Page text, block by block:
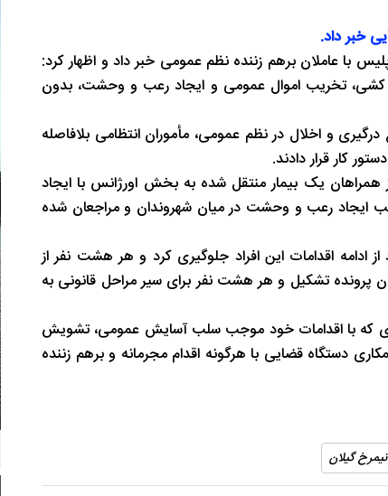
خبر داد.
با عاملان برهم زننده نظم عمومی خبر داد و اظهار کرد:
کشی، تخریب اموال عمومی و ایجاد رعب و وحشت، بدون
و اخلال در نظم عمومی، مأموران انتظامی بلافاصله
کار قرار دادند.
یک بیمار منتقل شده به بخش اورژانس با ایجاد
ایجاد رعب و وحشت در میان شهروندان و مراجعان شده
اقدامات این افراد جلوگیری کرد و هر هشت نفر از
پرونده تشکیل و هر هشت نفر برای سیر مراحل قانونی به
که با اقدامات خود موجب سلب آسایش عمومی، تشویش
دستگاه قضایی با هرگونه اقدام مجرمانه و برهم زننده
نیمرخ گیلان
رشت